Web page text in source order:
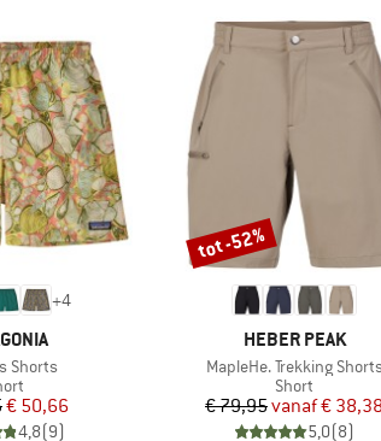
+4
Shorts
Prijs
Verlaagde prijs
€ 50,66
4,8(9)
MERK
HEBER PEAK
Artikel
MapleHe. Trekking Shorts
Productgroep
Short
Prijs
€ 79,95 Verlaagde
vanaf€ 38,38
5,0(8)
Korting
tot -52%